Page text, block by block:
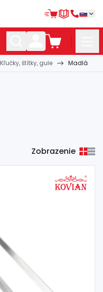
Kľučky, štítky, gule Madlá
Zobrazenie